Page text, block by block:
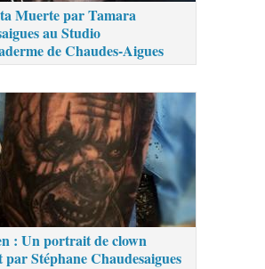
Muerte par Tamara
au Studio
de Chaudes-Aigues
: Un portrait de clown
Stéphane Chaudesaigues